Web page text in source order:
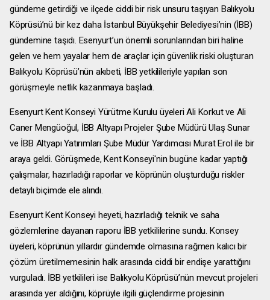
gündeme getirdiği ve ilçede ciddi bir risk unsuru taşıyan Balıkyolu
Köprüsü’nü bir kez daha İstanbul Büyükşehir Belediyesi’nin (İBB)
gündemine taşıdı. Esenyurt’un önemli sorunlarından biri haline
gelen ve hem yayalar hem de araçlar için güvenlik riski oluşturan
Balıkyolu Köprüsü’nün akıbeti, İBB yetkilileriyle yapılan son
görüşmeyle netlik kazanmaya başladı.
Esenyurt Kent Konseyi Yürütme Kurulu üyeleri Ali Korkut ve Ali
Caner Mengüoğul, İBB Altyapı Projeler Şube Müdürü Ulaş Sunar
ve İBB Altyapı Yatırımları Şube Müdür Yardımcısı Murat Erol ile bir
araya geldi. Görüşmede, Kent Konseyi'nin bugüne kadar yaptığı
çalışmalar, hazırladığı raporlar ve köprünün oluşturduğu riskler
detaylı biçimde ele alındı.
Esenyurt Kent Konseyi heyeti, hazırladığı teknik ve saha
gözlemlerine dayanan raporu İBB yetkililerine sundu. Konsey
üyeleri, köprünün yıllardır gündemde olmasına rağmen kalıcı bir
çözüm üretilmemesinin halk arasında ciddi bir endişe yarattığını
vurguladı. İBB yetkilileri ise Balıkyolu Köprüsü’nün mevcut projeleri
arasında yer aldığını, köprüyle ilgili güçlendirme projesinin